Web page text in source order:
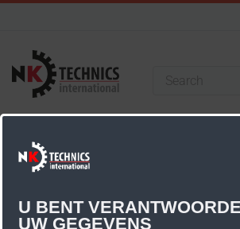
+31 (0) 314 393751
U BENT
UW GEGEVENS